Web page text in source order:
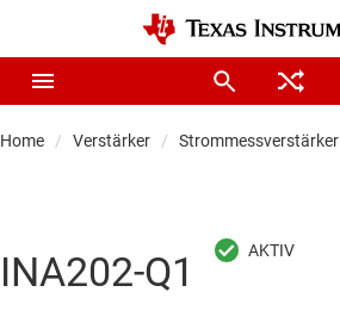
Home Verstärker Strommessverstärker
INA202-Q1